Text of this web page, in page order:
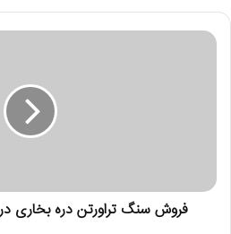
م
ی
ا
فروش سنگ تراورتن دره بخاری